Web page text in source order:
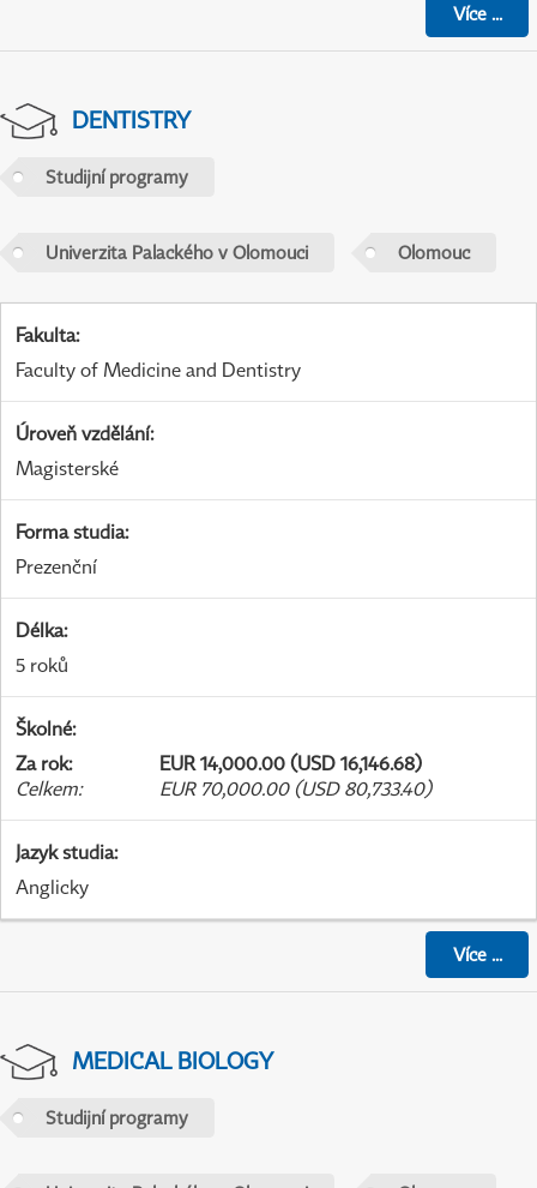
Více...
DENTISTRY
Studijní programy
Univerzita Palackého v Olomouci Olomouc
Fakulta:
Faculty of Medicine and Dentistry
Úroveň vzdělání:
Magisterské
Forma studia:
Prezenční
Délka:
5 roků
Školné:
Za rok:
EUR 14,000.00 (USD 16,146.68)
Celkem: EUR 70,000.00 (USD 80,733.40)
Jazyk studia:
Anglicky
Více...
MEDICAL BIOLOGY
Studijní programy